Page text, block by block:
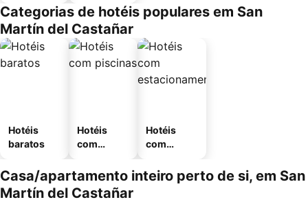
Categorias de hotéis populares em San
Martín del Castañar
Hotéis
baratos
Hotéis
com
Hotéis
com
mento
Casa/apartamento inteiro perto de si, em San
Martín del Castañar